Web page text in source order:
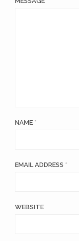
NAME *
EMAIL ADDRESS *
WEBSITE